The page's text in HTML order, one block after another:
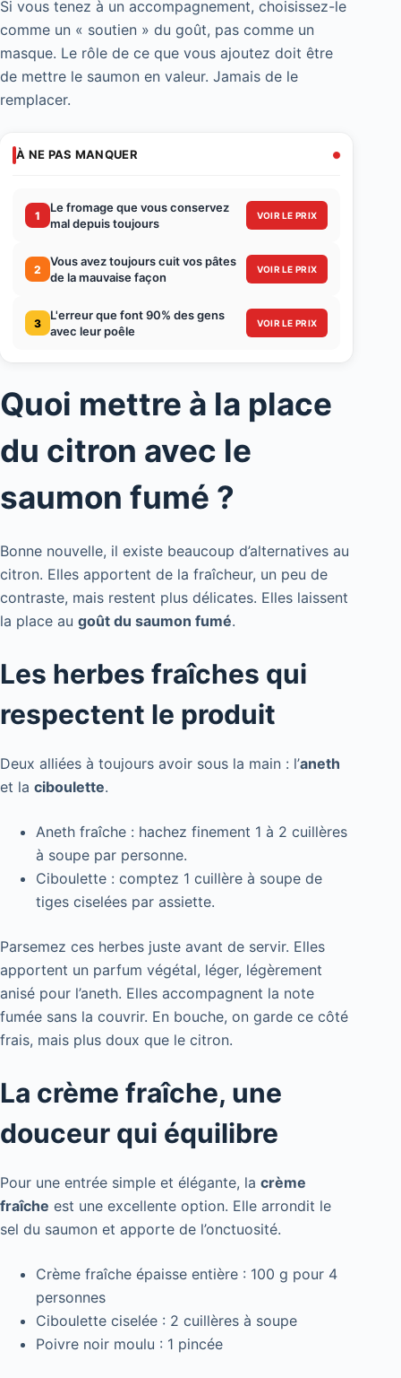
Si vous tenez à un accompagnement, choisissez-le
comme un « soutien » du goût, pas comme un
masque. Le rôle de ce que vous ajoutez doit être
de mettre le saumon en valeur. Jamais de le
remplacer.
À NE PAS MANQUER
1
Le fromage que vous conservez
mal depuis toujours
VOIR LE PRIX
2
Vous avez toujours cuit vos pâtes
de la mauvaise façon
VOIR LE PRIX
3
L'erreur que font 90% des gens
avec leur poêle
VOIR LE PRIX
Quoi mettre à la place
du citron avec le
saumon fumé ?
Bonne nouvelle, il existe beaucoup d’alternatives au
citron. Elles apportent de la fraîcheur, un peu de
contraste, mais restent plus délicates. Elles laissent
la place au goût du saumon fumé.
Les herbes fraîches qui
respectent le produit
Deux alliées à toujours avoir sous la main : l’aneth
et la ciboulette.
Aneth fraîche : hachez finement 1 à 2 cuillères
à soupe par personne.
Ciboulette : comptez 1 cuillère à soupe de
tiges ciselées par assiette.
Parsemez ces herbes juste avant de servir. Elles
apportent un parfum végétal, léger, légèrement
anisé pour l’aneth. Elles accompagnent la note
fumée sans la couvrir. En bouche, on garde ce côté
frais, mais plus doux que le citron.
La crème fraîche, une
douceur qui équilibre
Pour une entrée simple et élégante, la crème
fraîche est une excellente option. Elle arrondit le
sel du saumon et apporte de l’onctuosité.
Crème fraîche épaisse entière : 100 g pour 4
personnes
Ciboulette ciselée : 2 cuillères à soupe
Poivre noir moulu : 1 pincée